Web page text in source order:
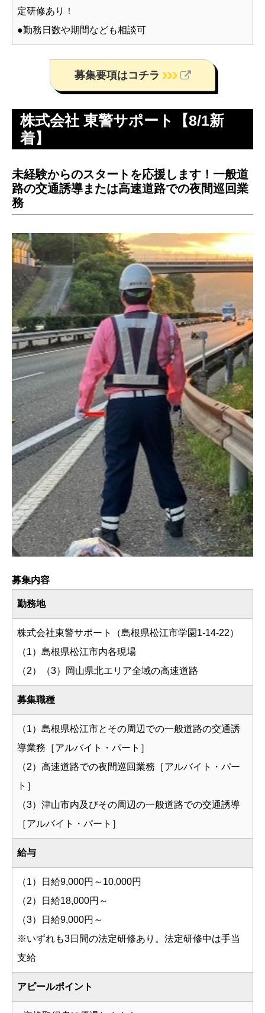
定研修あり！
●勤務日数や期間なども相談可
募集要項はコチラ
株式会社 東警サポート【8/1新
着】
未経験からのスタートを応援します！一般道
路の交通誘導または高速道路での夜間巡回業
務
募集内容
勤務地
株式会社東警サポート（島根県松江市学園1-14-22）
（1）島根県松江市内各現場
（2）（3）岡山県北エリア全域の高速道路
募集職種
（1）島根県松江市とその周辺での一般道路の交通誘
導業務［アルバイト・パート］
（2）高速道路での夜間巡回業務［アルバイト・パー
ト］
（3）津山市内及びその周辺の一般道路での交通誘導
［アルバイト・パート］
給与
（1）日給9,000円～10,000円
（2）日給18,000円～
（3）日給9,000円～
※いずれも3日間の法定研修あり。法定研修中は手当
支給
アピールポイント